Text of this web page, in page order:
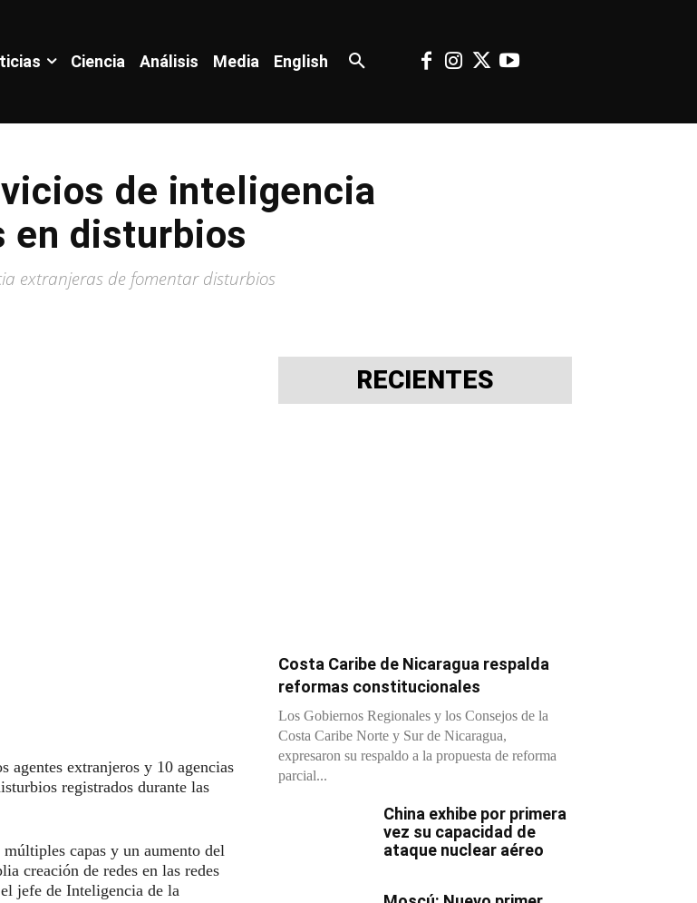
Ciencia Análisis Media English
de inteligencia
en disturbios
extranjeras de fomentar disturbios
agentes extranjeros y 10 agencias
registrados durante las
capas y un aumento del
creación de redes en las redes
jefe de Inteligencia de la
RECIENTES
Costa Caribe de Nicaragua respalda
reformas constitucionales
Los Gobiernos Regionales y los Consejos de la
Costa Caribe Norte y Sur de Nicaragua,
expresaron su respaldo a la propuesta de reforma
parcial...
China exhibe por primera
vez su capacidad de
ataque nuclear aéreo